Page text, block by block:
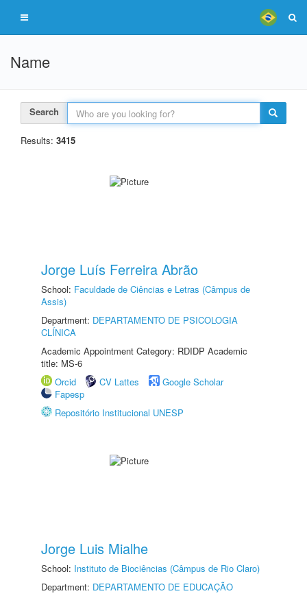
Name
Search
Results: 3415
Jorge Luís Ferreira Abrão
School: Faculdade de Ciências e Letras (Câmpus de
Assis)
Department: DEPARTAMENTO DE PSICOLOGIA
CLÍNICA
Academic Appointment Category: RDIDP Academic
title: MS-6
Orcid
CV Lattes
Google Scholar
Fapesp
Repositório Institucional UNESP
Jorge Luis Mialhe
School: Instituto de Biociências (Câmpus de Rio Claro)
Department: DEPARTAMENTO DE EDUCAÇÃO